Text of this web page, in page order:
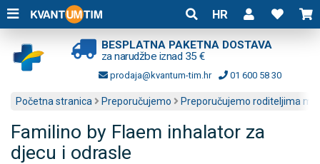
HR
BESPLATNA PAKETNA DOSTAVA
za narudžbe iznad 35 €
prodaja@kvantum-tim.hr 01 600 58 30
Početna stranica Preporučujemo Preporučujemo roditeljima
Familino by Flaem inhalator za
djecu i odrasle